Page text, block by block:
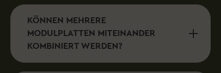
KÖNNEN MEHRERE
MODULPLATTEN MITEINANDER
KOMBINIERT WERDEN?